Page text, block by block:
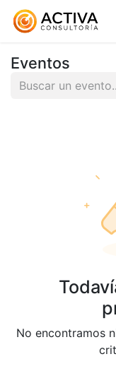
Eventos
No encontramos